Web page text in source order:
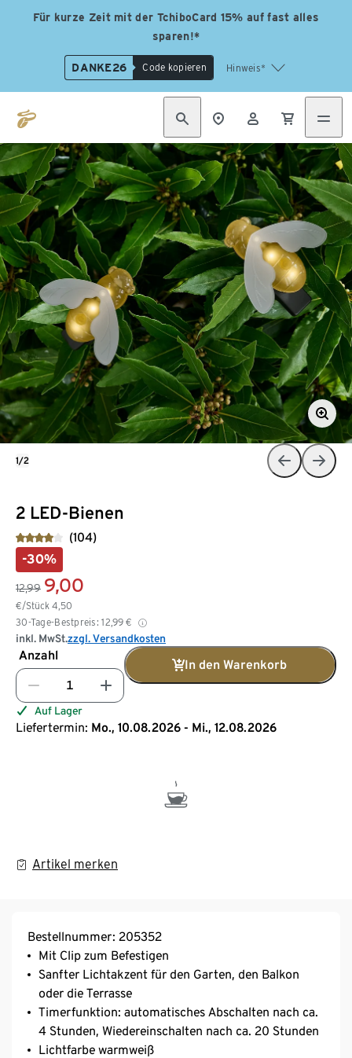
Für kurze Zeit mit der TchiboCard 15% auf fast alles
sparen!*
DANKE26 Code kopieren Hinweis*
2 LED-Bienen
(104)
-30%
12,99 9,00
€/Stück 4,50
30-Tage-Bestpreis: 12,99 €
inkl. MwSt.zzgl. Versandkosten
Anzahl
In den Warenkorb
Auf Lager
Liefertermin: Mo., 10.08.2026 - Mi., 12.08.2026
Artikel merken
1/2
Bestellnummer: 205352
Mit Clip zum Befestigen
Sanfter Lichtakzent für den Garten, den Balkon
oder die Terrasse
Timerfunktion: automatisches Abschalten nach ca.
4 Stunden, Wiedereinschalten nach ca. 20 Stunden
Lichtfarbe warmweiß